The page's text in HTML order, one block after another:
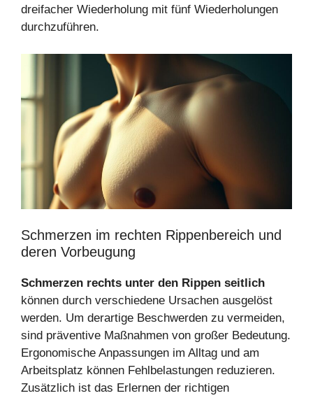
dreifacher Wiederholung mit fünf Wiederholungen
durchzuführen.
Schmerzen im rechten Rippenbereich und
deren Vorbeugung
Schmerzen rechts unter den Rippen seitlich
können durch verschiedene Ursachen ausgelöst
werden. Um derartige Beschwerden zu vermeiden,
sind präventive Maßnahmen von großer Bedeutung.
Ergonomische Anpassungen im Alltag und am
Arbeitsplatz können Fehlbelastungen reduzieren.
Zusätzlich ist das Erlernen der richtigen